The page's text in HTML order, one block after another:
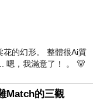
的幻形。 整體很Ai質
嗯，我滿意了！ 。 🐻
Match的三觀